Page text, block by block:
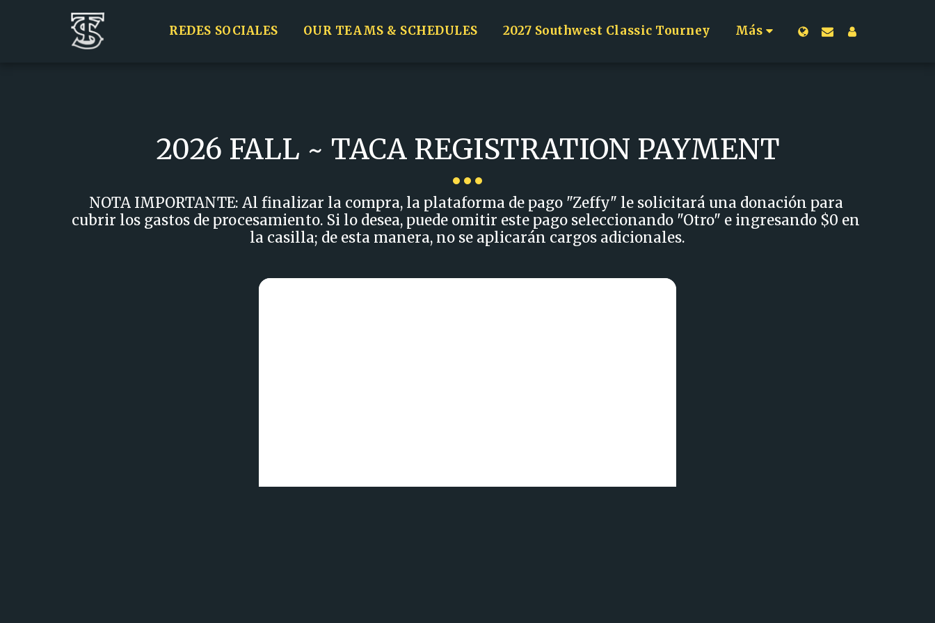
REDES SOCIALES OUR TEAMS & SCHEDULES 2027 Southwest Classic Tourney Más
2026 FALL ~ TACA REGISTRATION PAYMENT
NOTA IMPORTANTE: Al finalizar la compra, la plataforma de pago "Zeffy" le solicitará una donación para
cubrir los gastos de procesamiento. Si lo desea, puede omitir este pago seleccionando "Otro" e ingresando $0 en
la casilla; de esta manera, no se aplicarán cargos adicionales.